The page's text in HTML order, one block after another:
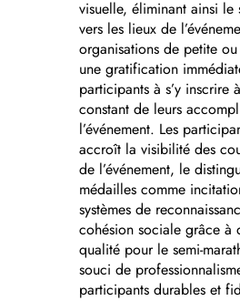
la
visuelle, éliminant ainsi
vers les lieux de
organisations de petite
une gratification
participants à s’y
constant de leurs
l’événement. Les
accroît la visibilité des
de l’événement, le
médailles comme
systèmes de
cohésion sociale grâce à
qualité pour le semi-
souci de
participants durables et